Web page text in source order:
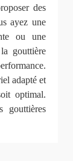
des
ayez une
ou une
gouttière
adapté et
optimal.
gouttières